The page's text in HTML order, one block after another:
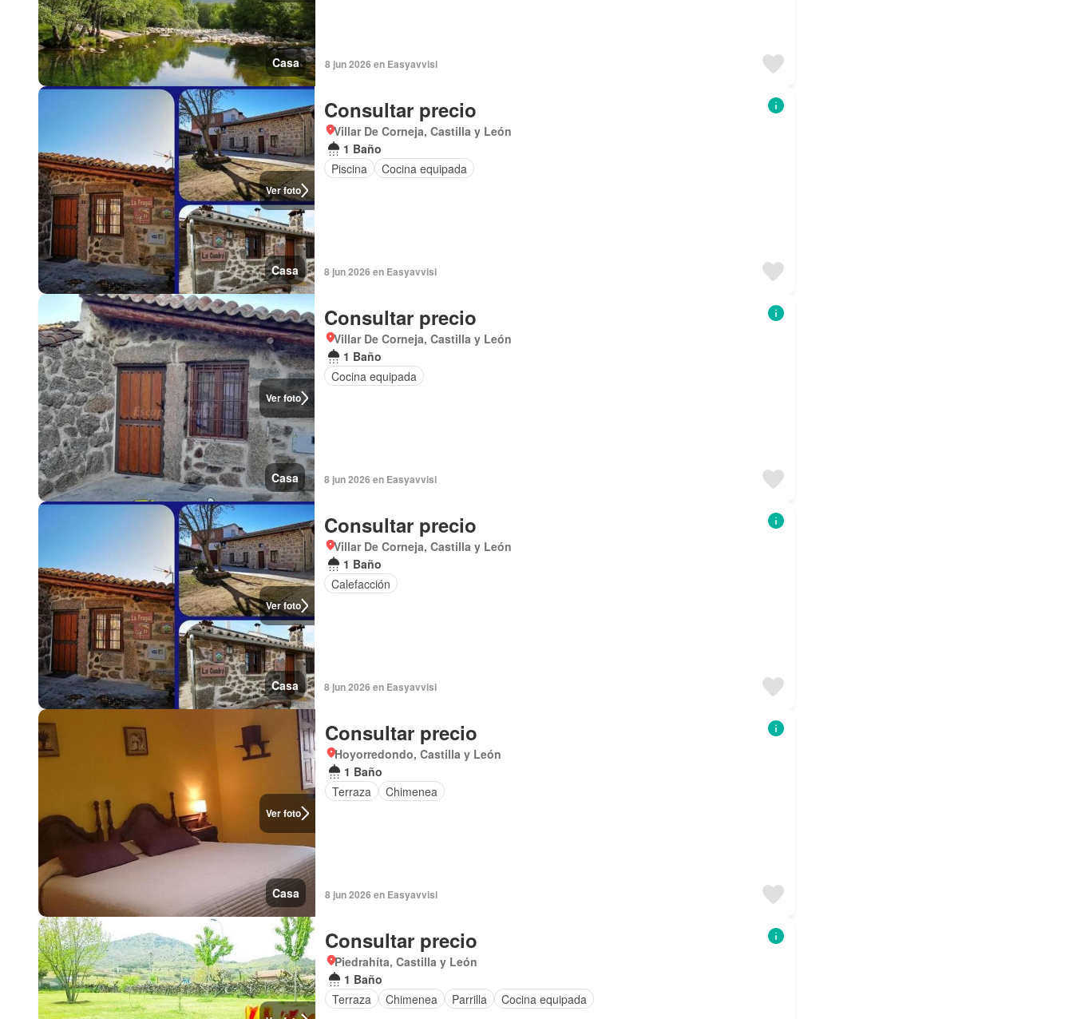
Casa 8 jun 2026 en Easyavvisi
Ver foto
Casa
Consultar precio
Villar De Corneja, Castilla y León
1 Baño
Piscina
Cocina equipada
8 jun 2026 en Easyavvisi
Ver foto
Casa
Consultar precio
Villar De Corneja, Castilla y León
1 Baño
Cocina equipada
8 jun 2026 en Easyavvisi
Ver foto
Casa
Consultar precio
Villar De Corneja, Castilla y León
1 Baño
Calefacción
8 jun 2026 en Easyavvisi
Ver foto
Casa
Consultar precio
Hoyorredondo, Castilla y León
1 Baño
Terraza
Chimenea
8 jun 2026 en Easyavvisi
Consultar precio
Piedrahíta, Castilla y León
1 Baño
Terraza
Chimenea Parrilla Cocina equipada